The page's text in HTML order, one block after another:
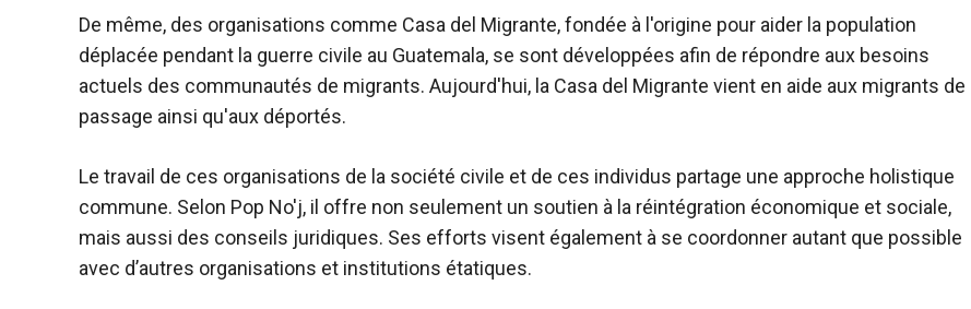
De même, des organisations comme Casa del Migrante, fondée à l'origine pour aider la population
déplacée pendant la guerre civile au Guatemala, se sont développées afin de répondre aux besoins
actuels des communautés de migrants. Aujourd'hui, la Casa del Migrante vient en aide aux migrants de
passage ainsi qu'aux déportés.
Le travail de ces organisations de la société civile et de ces individus partage une approche holistique
commune. Selon Pop No'j, il offre non seulement un soutien à la réintégration économique et sociale,
mais aussi des conseils juridiques. Ses efforts visent également à se coordonner autant que possible
avec d’autres organisations et institutions étatiques.